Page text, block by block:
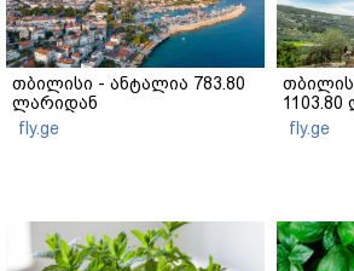
თბილისი - ანტალია 783.80
ლარიდან
fly.ge
fly.ge